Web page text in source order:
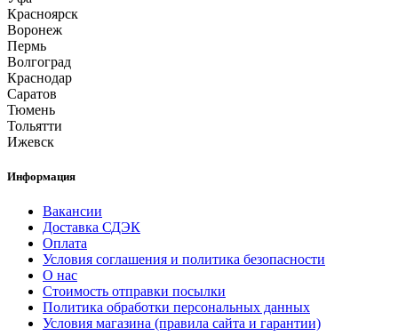
Красноярск
Воронеж
Пермь
Волгоград
Краснодар
Саратов
Тюмень
Тольятти
Ижевск
Информация
Вакансии
Доставка СДЭК
Оплата
Условия соглашения и политика безопасности
О нас
Стоимость отправки посылки
Политика обработки персональных данных
Условия магазина (правила сайта и гарантии)